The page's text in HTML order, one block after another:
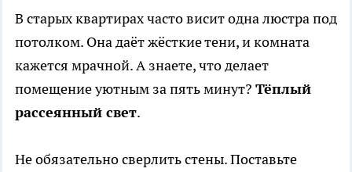
В старых квартирах часто висит одна люстра под
потолком. Она даёт жёсткие тени, и комната
кажется мрачной. А знаете, что делает
помещение уютным за пять минут? Тёплый
рассеянный свет.
Не обязательно сверлить стены. Поставьте